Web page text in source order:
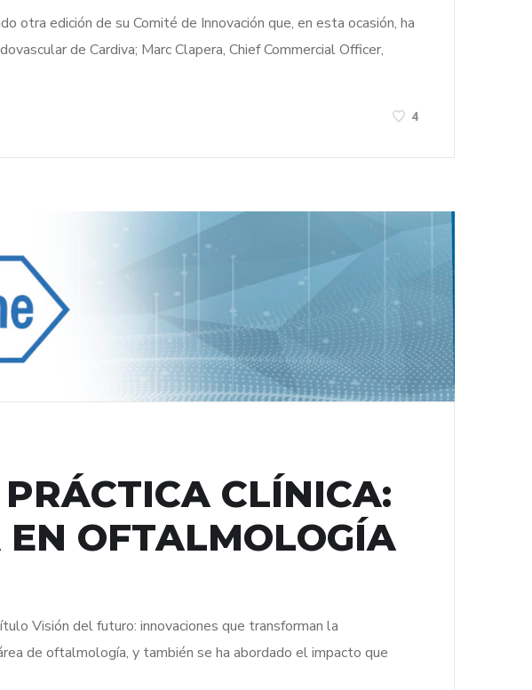
otra edición de su Comité de Innovación que, en esta ocasión, ha
de Cardiva; Marc Clapera, Chief Commercial Officer,
4
CLÍNICA:
OFTALMOLOGÍA
Visión del futuro: innovaciones que transforman la
de oftalmología, y también se ha abordado el impacto que